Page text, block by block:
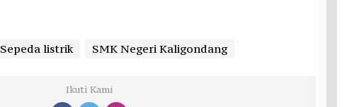
Sepeda listrik SMK Negeri Kaligondang
Ikuti Kami